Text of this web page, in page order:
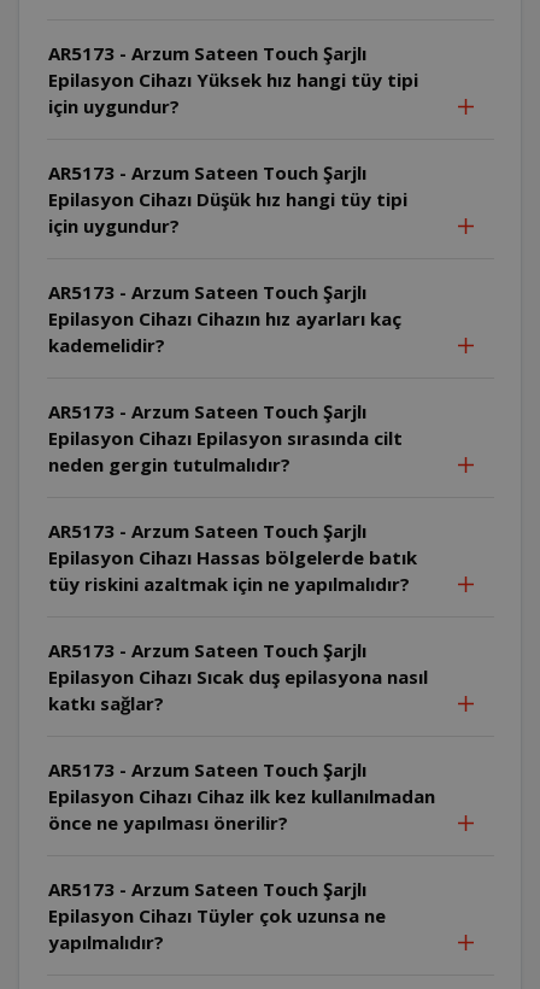
AR5173 - Arzum Sateen Touch Şarjlı
Epilasyon Cihazı Yüksek hız hangi tüy tipi
için uygundur?
AR5173 - Arzum Sateen Touch Şarjlı
Epilasyon Cihazı Düşük hız hangi tüy tipi
için uygundur?
AR5173 - Arzum Sateen Touch Şarjlı
Epilasyon Cihazı Cihazın hız ayarları kaç
kademelidir?
AR5173 - Arzum Sateen Touch Şarjlı
Epilasyon Cihazı Epilasyon sırasında cilt
neden gergin tutulmalıdır?
AR5173 - Arzum Sateen Touch Şarjlı
Epilasyon Cihazı Hassas bölgelerde batık
tüy riskini azaltmak için ne yapılmalıdır?
AR5173 - Arzum Sateen Touch Şarjlı
Epilasyon Cihazı Sıcak duş epilasyona nasıl
katkı sağlar?
AR5173 - Arzum Sateen Touch Şarjlı
Epilasyon Cihazı Cihaz ilk kez kullanılmadan
önce ne yapılması önerilir?
AR5173 - Arzum Sateen Touch Şarjlı
Epilasyon Cihazı Tüyler çok uzunsa ne
yapılmalıdır?